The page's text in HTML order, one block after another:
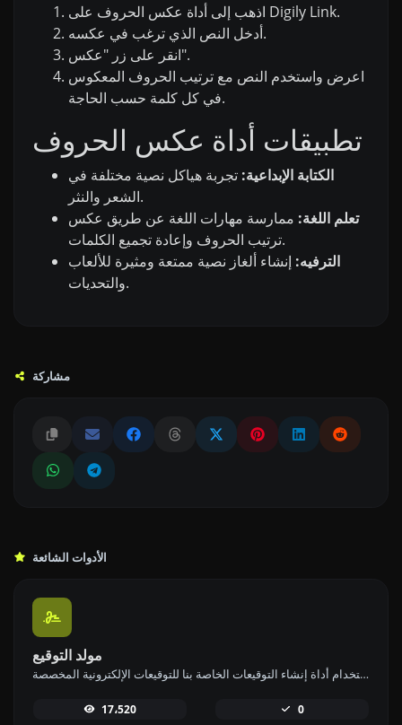
اذهب إلى أداة عكس الحروف على Digily Link.
أدخل النص الذي ترغب في عكسه.
انقر على زر "عكس".
اعرض واستخدم النص مع ترتيب الحروف المعكوس
في كل كلمة حسب الحاجة.
تطبيقات أداة عكس الحروف
الكتابة الإبداعية: تجربة هياكل نصية مختلفة في
الشعر والنثر.
تعلم اللغة: ممارسة مهارات اللغة عن طريق عكس
ترتيب الحروف وإعادة تجميع الكلمات.
الترفيه: إنشاء ألغاز نصية ممتعة ومثيرة للألعاب
والتحديات.
مشاركة
الأدوات الشائعة
مولد التوقيع
أنشئ توقيعك الخاص وقم بتنزيله بسهولة باستخدام أداة إنشاء التوقيعات الخاصة بنا للتوقيعات الإلكترونية المخصصة.
17،520 0